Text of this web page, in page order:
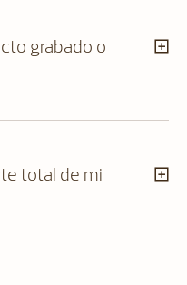
grabado o
total de mi